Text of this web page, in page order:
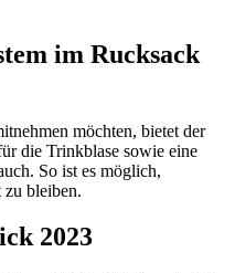
im Rucksack
möchten, bietet der
die Trinkblase sowie eine
So ist es möglich,
zu bleiben.
2023